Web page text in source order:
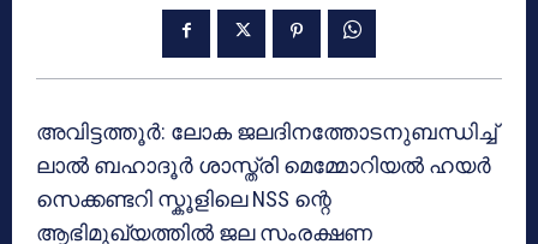
അവിട്ടത്തൂർ: ലോക ജലദിനത്തോടനുബന്ധിച്ച്
ലാൽ ബഹാദൂർ ശാസ്ത്രി മെമ്മോറിയൽ ഹയർ
സെക്കണ്ടറി സ്കൂളിലെ NSS ന്റെ
ആഭിമുഖ്യത്തിൽ ജല സംരക്ഷണ